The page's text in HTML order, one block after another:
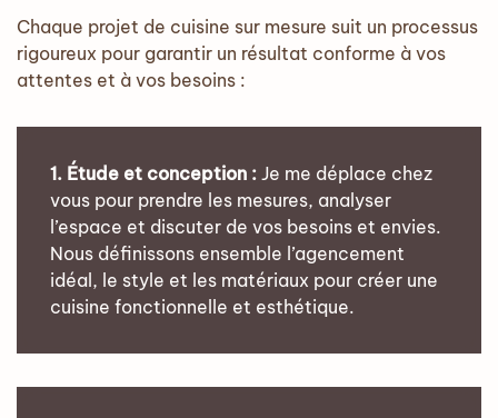
Chaque projet de cuisine sur mesure suit un processus
rigoureux pour garantir un résultat conforme à vos
attentes et à vos besoins :
1. Étude et conception : Je me déplace chez
vous pour prendre les mesures, analyser
l’espace et discuter de vos besoins et envies.
Nous définissons ensemble l’agencement
idéal, le style et les matériaux pour créer une
cuisine fonctionnelle et esthétique.